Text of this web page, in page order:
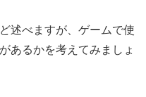
述べますが、ゲームで使
あるかを考えてみましょ